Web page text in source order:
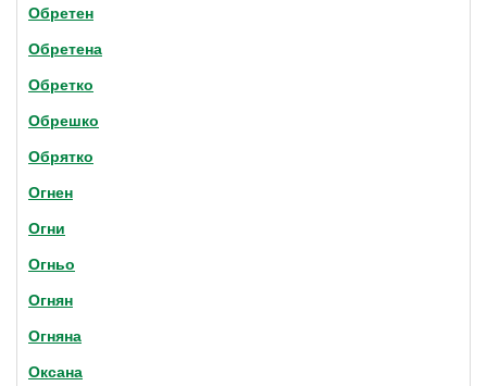
Обретен
Обретена
Обретко
Обрешко
Обрятко
Огнен
Огни
Огньо
Огнян
Огняна
Оксана